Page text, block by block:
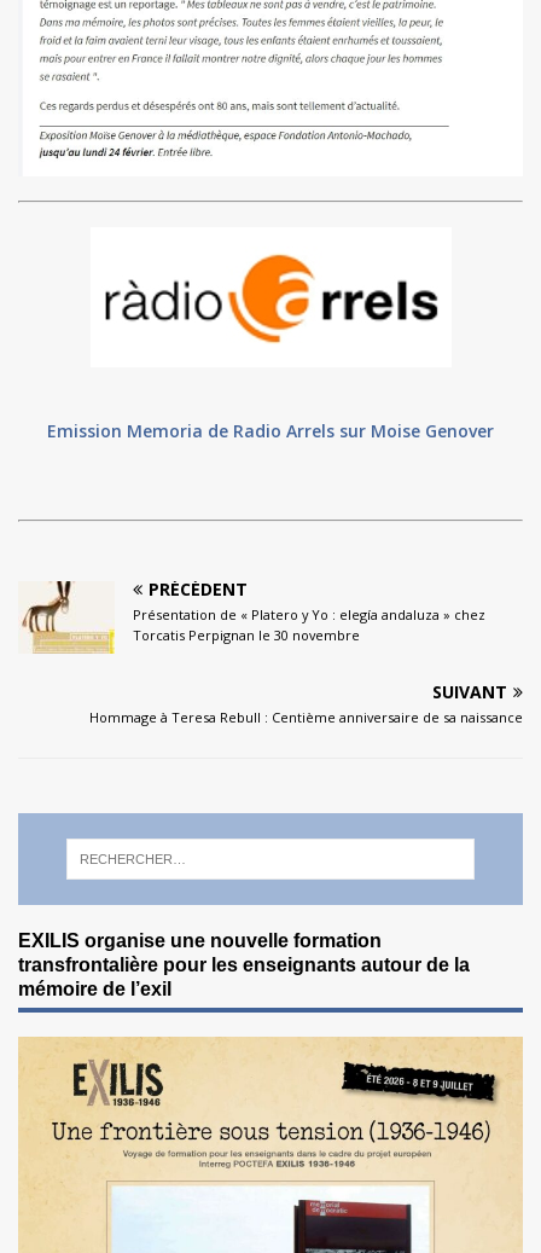
Emission Memoria de Radio Arrels sur Moise Genover
PRÉCÉDENT
Présentation de « Platero y Yo : elegía andaluza » chez
Torcatis Perpignan le 30 novembre
SUIVANT
Hommage à Teresa Rebull : Centième anniversaire de sa naissance
EXILIS organise une nouvelle formation
transfrontalière pour les enseignants autour de la
mémoire de l’exil